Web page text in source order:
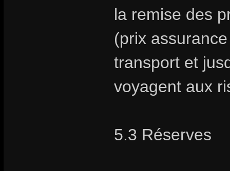
la remise des
(prix
transport et
voyagent aux
5.3 Réserves